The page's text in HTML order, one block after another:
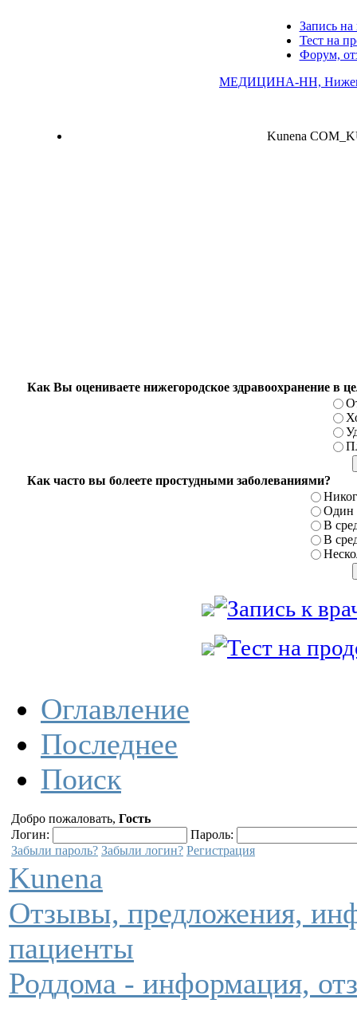
Запись на
Тест на
Форум,
МЕДИЦИНА-НН,
Kunena
Как Вы оцениваете нижегородское здравоохранение в
Как часто вы болеете простудными заболеваниями?
Один
В
В
Оглавление
Последнее
Поиск
Добро пожаловать, Гость
Логин:
Пароль:
Забыли пароль? Забыли логин? Регистрация
Kunena
Отзывы, предложения,
пациенты
Роддома - информация,